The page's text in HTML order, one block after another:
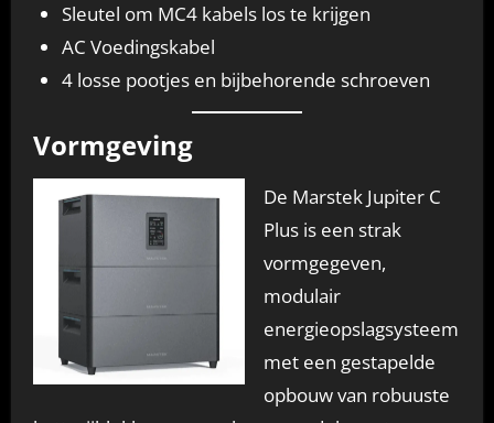
Sleutel om MC4 kabels los te krijgen
AC Voedingskabel
4 losse pootjes en bijbehorende schroeven
Vormgeving
De Marstek Jupiter C
Plus is een strak
vormgegeven,
modulair
energieopslagsysteem
met een gestapelde
opbouw van robuuste